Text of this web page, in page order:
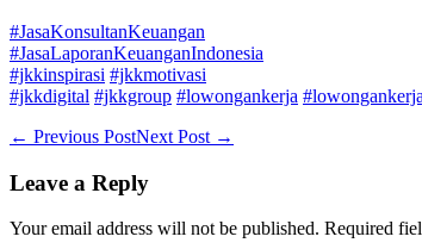
#JasaKonsultanKeuangan
#JasaLaporanKeuanganIndonesia
#jkkinspirasi #jkkmotivasi
#jkkdigital #jkkgroup #lowongankerja
Post
← Previous PostNext Post →
Leave a Reply
Your email address will not be published. Required